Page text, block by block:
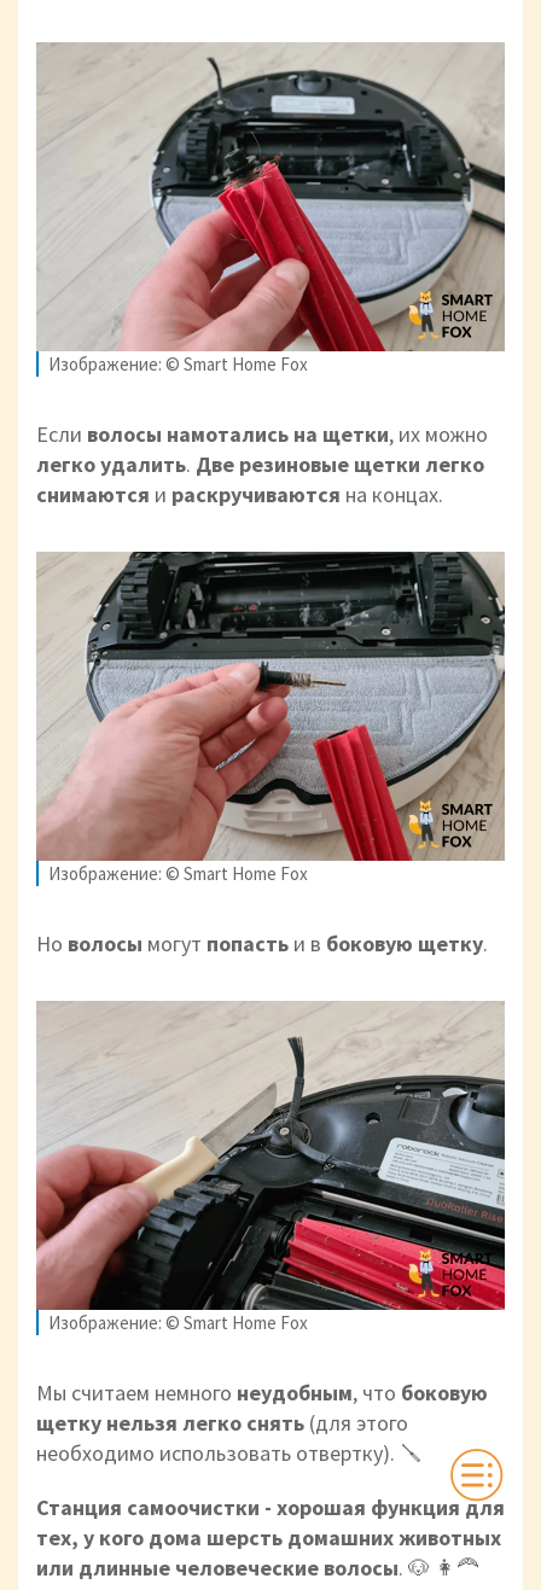
Изображение: © Smart Home Fox
Если волосы намотались на щетки, их можно
легко удалить. Две резиновые щетки легко
снимаются и раскручиваются на концах.
Изображение: © Smart Home Fox
Но волосы могут попасть и в боковую щетку.
Изображение: © Smart Home Fox
Мы считаем немного неудобным, что боковую
щетку нельзя легко снять (для этого
необходимо использовать отвертку). 🪛
Станция самоочистки - хорошая функция для
тех, у кого дома шерсть домашних животных
или длинные человеческие волосы. 🐶 👩‍🦰